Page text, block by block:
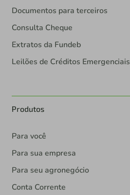
Documentos para terceiros
Consulta Cheque
Extratos da Fundeb
Leilões de Créditos Emergenciais
Produtos
Para você
Para sua empresa
Para seu agronegócio
Conta Corrente